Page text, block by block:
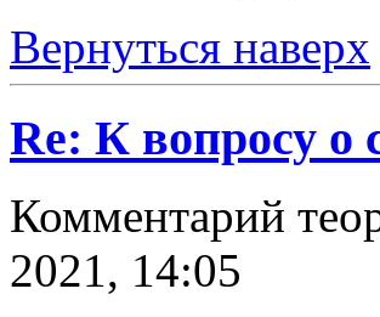
Вернуться наверх
Re: К вопросу
Комментарий
2021, 14:05